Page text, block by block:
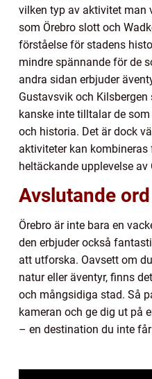
vilken typ av aktivitet man
som Örebro slott och
förståelse för stadens
mindre spännande för de
andra sidan erbjuder
Gustavsvik och Kilsbergen
kanske inte tilltalar de
och historia. Det är dock
aktiviteter kan
heltäckande upplevelse av
Avslutande ord
Örebro är inte bara en
den erbjuder också
att utforska. Oavsett om
natur eller äventyr, finns
och mångsidiga stad. Så
kameran och ge dig ut på
– en destination du inte